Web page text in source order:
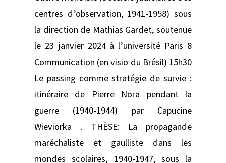
centres d’observation, 1941-1958) sous
la direction de Mathias Gardet, soutenue
le 23 janvier 2024 à l’université Paris 8
Communication (en visio du Brésil) 15h30
Le passing comme stratégie de survie :
itinéraire de Pierre Nora pendant la
guerre (1940-1944) par Capucine
Wieviorka . THÈSE: La propagande
maréchaliste et gaulliste dans les
mondes scolaires, 1940-1947, sous la